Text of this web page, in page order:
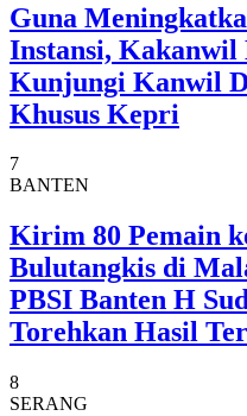
Guna
Instansi,
Kunjungi Kanwil
Khusus Kepri
7
BANTEN
Kirim 80 Pemain
Bulutangkis di
PBSI Banten H
Torehkan Hasil
8
SERANG